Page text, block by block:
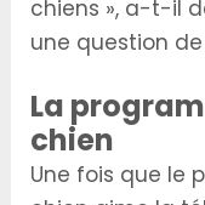
chiens », a-t-il
une question
La
chien
Une fois que le